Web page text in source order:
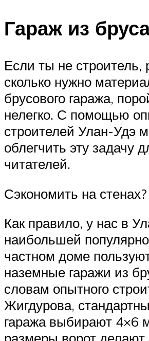
Гараж из
Если ты не строитель,
сколько нужно
брусового гаража,
нелегко. С помощью
строителей Улан-Удэ
облегчить эту задачу
читателей.
Сэкономить на стенах?
Как правило, у нас в
наибольшей
частном доме
наземные гаражи из
словам опытного
Жигдурова,
гаража выбирают 4×6